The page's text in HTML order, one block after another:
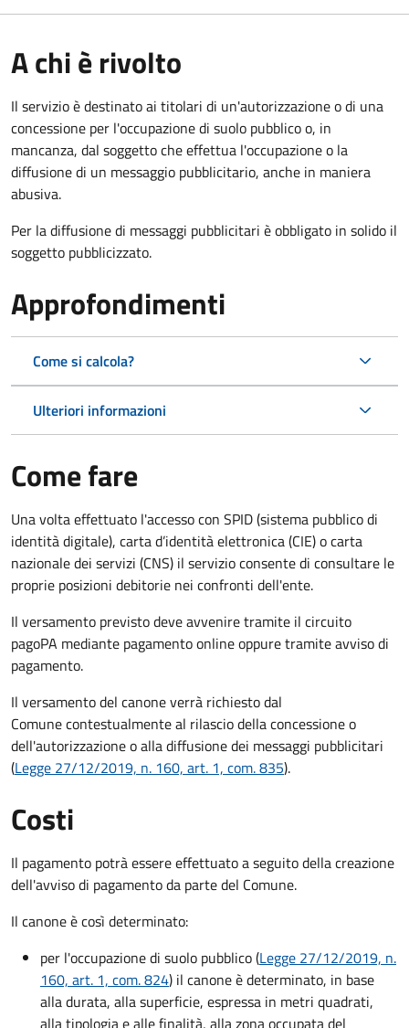
A chi è rivolto
Il servizio è destinato ai titolari di un'autorizzazione o di una
concessione per l'occupazione di suolo pubblico o, in
mancanza, dal soggetto che effettua l'occupazione o la
diffusione di un messaggio pubblicitario, anche in maniera
abusiva.
Per la diffusione di messaggi pubblicitari è obbligato in solido il
soggetto pubblicizzato.
Approfondimenti
Come si calcola?
Ulteriori informazioni
Come fare
Una volta effettuato l'accesso con SPID (sistema pubblico di
identità digitale), carta d’identità elettronica (CIE) o carta
nazionale dei servizi (CNS) il servizio consente di consultare le
proprie posizioni debitorie nei confronti dell'ente.
Il versamento previsto deve avvenire tramite il circuito
pagoPA mediante pagamento online oppure tramite avviso di
pagamento.
Il versamento del canone verrà richiesto dal
Comune contestualmente al rilascio della concessione o
dell'autorizzazione o alla diffusione dei messaggi pubblicitari
(Legge 27/12/2019, n. 160, art. 1, com. 835).
Costi
Il pagamento potrà essere effettuato a seguito della creazione
dell'avviso di pagamento da parte del Comune.
Il canone è così determinato:
per l'occupazione di suolo pubblico (Legge 27/12/2019, n.
160, art. 1, com. 824) il canone è determinato, in base
alla durata, alla superficie, espressa in metri quadrati,
alla tipologia e alle finalità, alla zona occupata del